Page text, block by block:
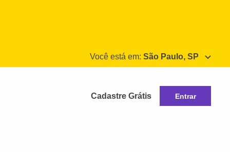
Você está em: São Paulo, SP
Cadastre Grátis Entrar